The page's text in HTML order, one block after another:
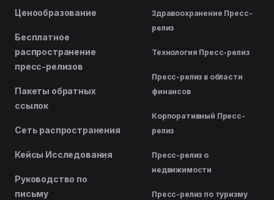
Ценообразование
Бесплатное
распространение
пресс-релизов
Пакеты обратных
ссылок
Сеть распространения
Кейсы Исследования
Руководство по
письму
Здравоохранение Пресс-
релиз
Технология Пресс-релиз
Пресс-релиз в области
финансов
Корпоративный Пресс-
релиз
Пресс-релиз о
недвижимости
Пресс-релиз по туризму